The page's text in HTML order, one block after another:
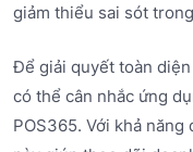
giảm thiểu sai sót
Để giải quyết toàn
có thể cân nhắc ứng
POS365. Với khả